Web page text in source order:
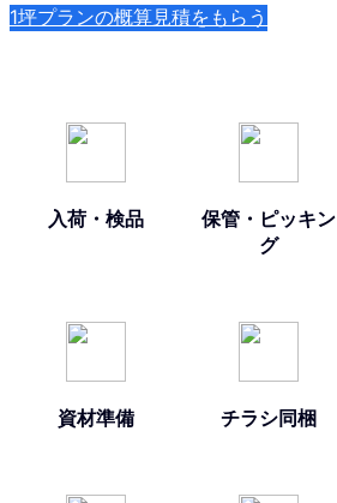
1坪プランの概算見積をもらう
入荷・検品
保管・ピッキン
グ
資材準備 チラシ同梱